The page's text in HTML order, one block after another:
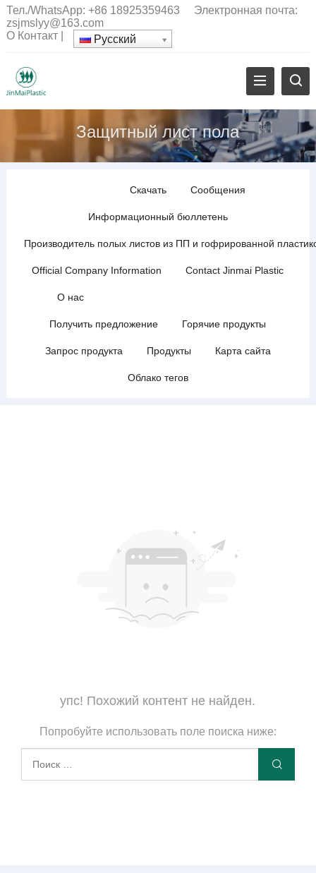
Тел./WhatsApp: +86 18925359463 Электронная почта:
zsjmslyy@163.com
О Контакт| Русский
Защитный лист пола
Скачать Сообщения
Информационный бюллетень
Производитель полых листов из ПП и гофрированной
Official Company Information Contact Jinmai Plastic
О нас
Получить предложение Горячие продукты
Запрос продукта Продукты Карта сайта
Облако тегов
упс! Похожий контент не найден.
Попробуйте использовать поле поиска ниже: